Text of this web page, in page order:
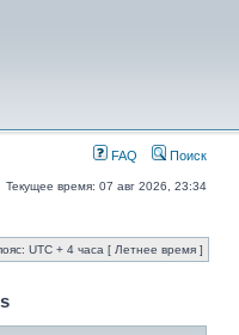
FAQ Поиск
Текущее время: 07 авг 2026, 23:34
UTC + 4 часа [ Летнее время ]